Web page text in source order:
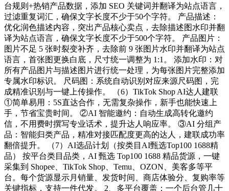
台规则+热销产品数据，添加 SEO 关键词并翻译为站点语言，
过滤重复词汇，确保文字长度不少于50个字符。 产品描述：
优化润色描述内容，突出产品核心卖点，去除描述图水印并翻
译为站点语言，确保文字长度不少于500个字符。 产品图片：
图片不足 5 张时裂变补齐，去除前 9 张图片水印并翻译为站点
语言，首张图更换白底，尺寸统一调整为 1:1。 添加水印：对
所有产品图片与描述图片进行统一处理，为每张图片完整添加
专属水印标识。 尺码图：系统自动识别对应来源尺码图，完
成精准识别与一键上传操作。 （6）TikTok Shop AI达人建联
①简单易用：5S直达合作，无需复杂操作，新手也能快速上
手，节省宝贵时间。 ②AI 智能邀约：自动生成高转化邀约
信，不用费时撰写专业话术，提升达人响应率。 ③AI 分组产
品：智能归类产品，精准对接匹配度更高的达人，建联成功率
翻倍提升。 （7）AI选品计划（按类目AI甄选Top100 1688精
品） 按平台类目品类，AI 甄选 Top100 1688 精品货源，一键
采集到 Shopee、TikTok Shop、Temu、OZON、美客多等平
台。每个货源显示月销量、发货时间、商店体验分、复购率等
关键指标，支持一件代发。 2、多平台覆盖：一个后台管几十